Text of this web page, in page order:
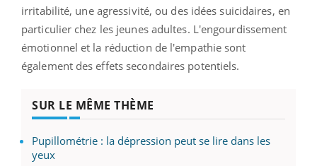
irritabilité, une agressivité, ou des idées suicidaires, en
particulier chez les jeunes adultes. L'engourdissement
émotionnel et la réduction de l'empathie sont
également des effets secondaires potentiels.
SUR LE MÊME THÈME
Pupillométrie : la dépression peut se lire dans les
yeux